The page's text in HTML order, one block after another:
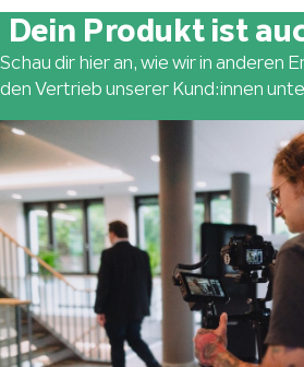
Dein Produkt ist
Schau dir hier an, wie wir in anderen
den Vertrieb unserer Kund:innen